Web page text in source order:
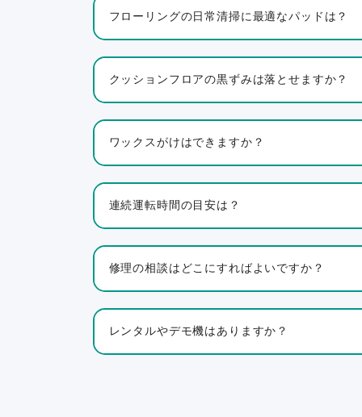
フローリングの日常清掃に最適なパッドは？
クッションフロアの黒ずみは落とせますか？
ワックスがけはできますか？
連続運転時間の目安は？
修理の相談はどこにすればよいですか？
レンタルやデモ機はありますか？